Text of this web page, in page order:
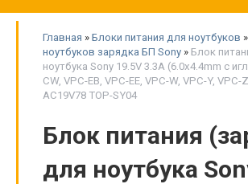
Главная » Блоки питания для ноутбуков »
ноутбуков зарядка БП Sony » Блок
ноутбука Sony 19.5V 3.3A (6.0x4.4mm с
CW, VPC-EB, VPC-EE, VPC-W, VPC-Y,
AC19V78 TOP-SY04
Блок питания
для ноутбука